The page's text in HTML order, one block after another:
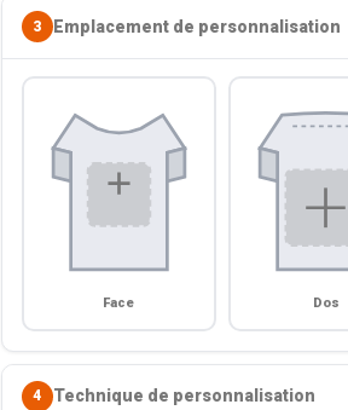
3 Emplacement de personnalisation
Face Dos
4 Technique de personnalisation